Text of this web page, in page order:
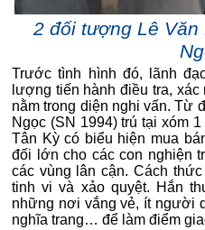
2 đối tượng Lê Văn
Trước tình hình đó, lãnh
lượng tiến hành điều tra,
nằm trong diện nghi vấn. Từ
Ngọc (SN 1994) trú tại xóm
Tân Kỳ có biểu hiện mua
đối lớn cho các con nghiện
các vùng lân cận. Cách
tinh vi và xảo quyệt. Hắn
những nơi vắng vẻ, ít người
nghĩa trang… để làm điểm